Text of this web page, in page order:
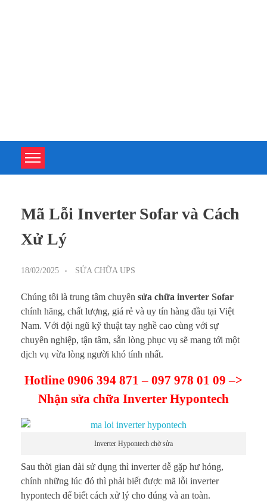
Mã Lỗi Inverter Sofar và Cách
Xử Lý
18/02/2025 SỬA CHỮA UPS
Chúng tôi là trung tâm chuyên sửa chữa inverter Sofar
chính hãng, chất lượng, giá rẻ và uy tín hàng đầu tại Việt
Nam. Với đội ngũ kỹ thuật tay nghề cao cùng với sự
chuyên nghiệp, tận tâm, sẵn lòng phục vụ sẽ mang tới một
dịch vụ vừa lòng người khó tính nhất.
Hotline 0906 394 871 – 097 978 01 09 –>
Nhận sửa chữa Inverter Hypontech
Inverter Hypontech chờ sửa
Sau thời gian dài sử dụng thì inverter dễ gặp hư hỏng,
chính những lúc đó thì phải biết được mã lỗi inverter
hypontech để biết cách xử lý cho đúng và an toàn.